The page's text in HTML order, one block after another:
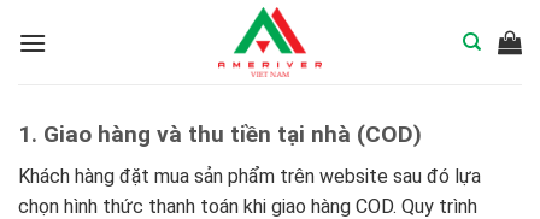
1. Giao hàng và thu tiền tại nhà (COD)
Khách hàng đặt mua sản phẩm trên website sau đó lựa
chọn hình thức thanh toán khi giao hàng COD. Quy trình